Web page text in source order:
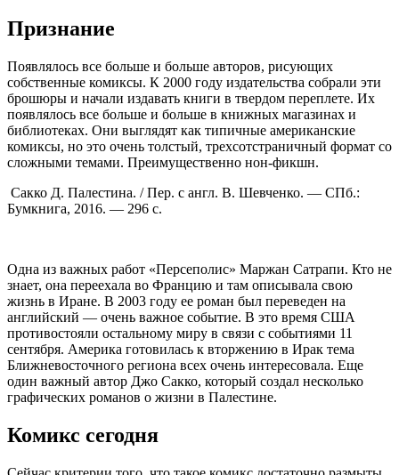
Признание
Появлялось все больше и больше авторов, рисующих
собственные комиксы. К 2000 году издательства собрали эти
брошюры и начали издавать книги в твердом переплете. Их
появлялось все больше и больше в книжных магазинах и
библиотеках. Они выглядят как типичные американские
комиксы, но это очень толстый, трехсотстраничный формат со
сложными темами. Преимущественно нон-фикшн.
Сакко Д. Палестина. / Пер. с англ. В. Шевченко. — СПб.:
Бумкнига, 2016. — 296 c.
Одна из важных работ «Персеполис» Маржан Сатрапи. Кто не
знает, она переехала во Францию и там описывала свою
жизнь в Иране. В 2003 году ее роман был переведен на
английский — очень важное событие. В это время США
противостояли остальному миру в связи с событиями 11
сентября. Америка готовилась к вторжению в Ирак тема
Ближневосточного региона всех очень интересовала. Еще
один важный автор Джо Сакко, который создал несколько
графических романов о жизни в Палестине.
Комикс сегодня